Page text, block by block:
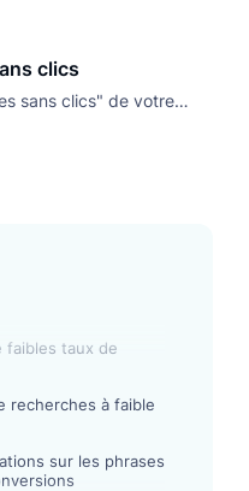
clics
sans clics" de votre
faibles taux de
recherches à faible
sur les phrases